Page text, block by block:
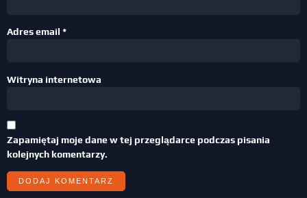
Adres email *
Witryna internetowa
Zapamiętaj moje dane w tej przeglądarce podczas pisania
kolejnych komentarzy.